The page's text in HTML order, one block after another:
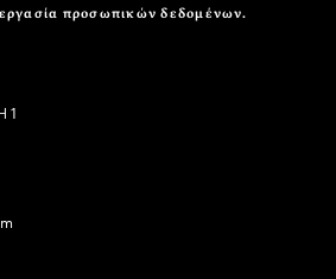
προσωπικών δεδομένων.
1